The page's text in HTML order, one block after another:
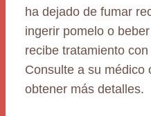
ha dejado de fumar
ingerir pomelo o
recibe tratamiento
Consulte a su médico
obtener más detalles.